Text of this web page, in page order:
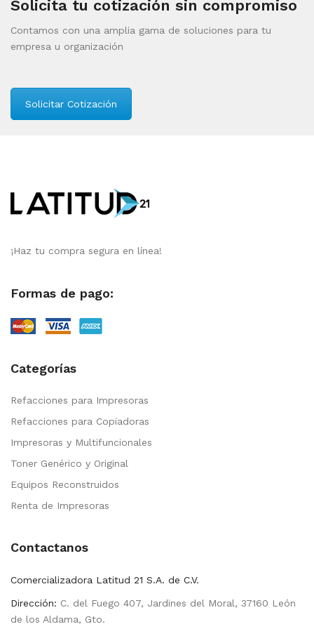
Solicita tu cotización sin compromiso
Contamos con una amplia gama de soluciones para tu
empresa u organización
Solicitar Cotización
¡Haz tu compra segura en línea!
Formas de pago:
Categorías
Refacciones para Impresoras
Refacciones para Copiadoras
Impresoras y Multifuncionales
Toner Genérico y Original
Equipos Reconstruidos
Renta de Impresoras
Contactanos
Comercializadora Latitud 21 S.A. de C.V.
Dirección: C. del Fuego 407, Jardines del Moral, 37160 León
de los Aldama, Gto.